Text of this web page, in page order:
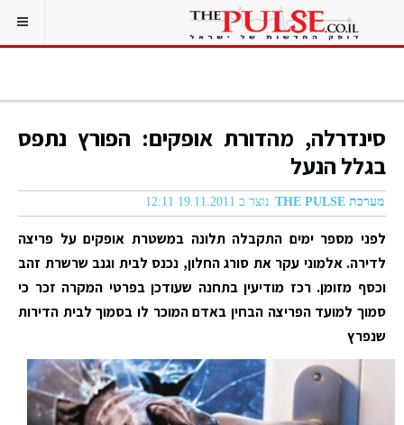
סינדרלה, מהדורת אופקים: הפורץ נתפס
בגלל הנעל
מערכת THE PULSE נוצר ב 19.11.2011 12:11
לפני מספר ימים התקבלה תלונה במשטרת אופקים על פריצה
לדירה. אלמוני עקר את סורג החלון, נכנס לבית וגנב שרשרת זהב
וכסף מזומן. רכז מודיעין בתחנה שעודכן בפרטי המקרה זכר כי
סמוך למועד הפריצה הבחין באדם המוכר לו בסמוך לבית הדירות
שנפרץ